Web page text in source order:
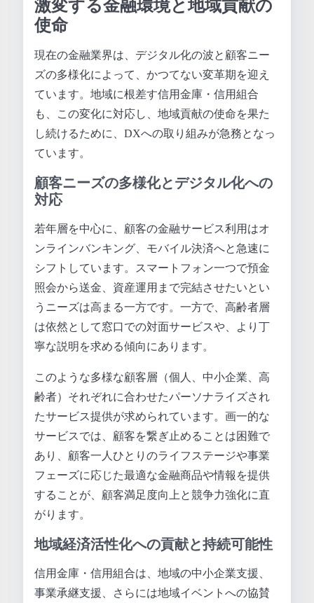
使命
現在の金融業界は、デジタル化の波と顧客ニー
ズの多様化によって、かつてない変革期を迎え
ています。地域に根差す信用金庫・信用組合
も、この変化に対応し、地域貢献の使命を果た
し続けるために、DXへの取り組みが急務となっ
ています。
顧客ニーズの多様化とデジタル化への
対応
若年層を中心に、顧客の金融サービス利用はオ
ンラインバンキング、モバイル決済へと急速に
シフトしています。スマートフォン一つで預金
照会から送金、資産運用まで完結させたいとい
うニーズは高まる一方です。一方で、高齢者層
は依然として窓口での対面サービスや、より丁
寧な説明を求める傾向にあります。
このような多様な顧客層（個人、中小企業、高
齢者）それぞれに合わせたパーソナライズされ
たサービス提供が求められています。画一的な
サービスでは、顧客を繋ぎ止めることは困難で
あり、顧客一人ひとりのライフステージや事業
フェーズに応じた最適な金融商品や情報を提供
することが、顧客満足度向上と競争力強化に直
がります。
地域経済活性化への貢献と持続可能性
信用金庫・信用組合は、地域の中小企業支援、
事業承継支援、さらには地域イベントへの協賛